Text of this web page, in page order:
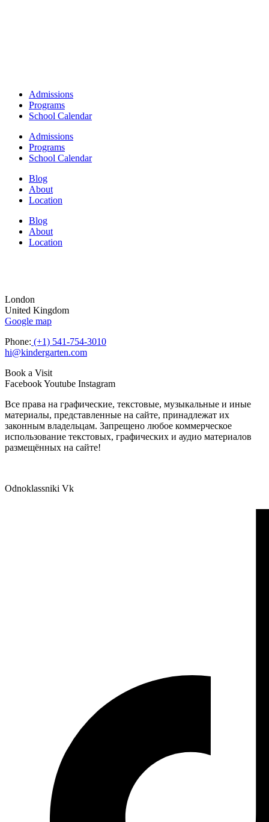
Admissions
Programs
School Calendar
Admissions
Programs
School Calendar
Blog
About
Location
Blog
About
Location
London
United Kingdom
Google map
Phone: (+1) 541-754-3010
hi@kindergarten.com
Book a Visit
FacebookYoutube Instagram
Все права на графические, текстовые, музыкальные и иные
материалы, представленные на сайте, принадлежат их
законным владельцам. Запрещено любое коммерческое
использование текстовых, графических и аудио материалов
размещённых на сайте!
Odnoklassniki Vk